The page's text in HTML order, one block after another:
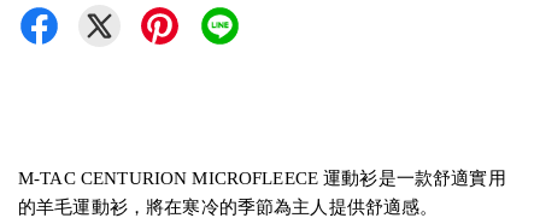
M-TAC CENTURION MICROFLEECE 運動衫是一款舒適實用
的羊毛運動衫，將在寒冷的季節為主人提供舒適感。